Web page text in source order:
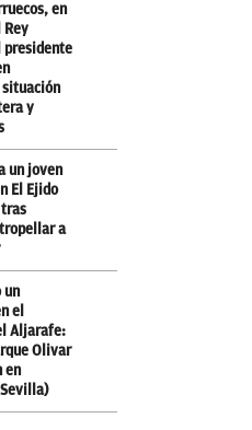
en
Rey
presidente
y
un joven
El Ejido
a
un
el
Aljarafe:
Olivar
en